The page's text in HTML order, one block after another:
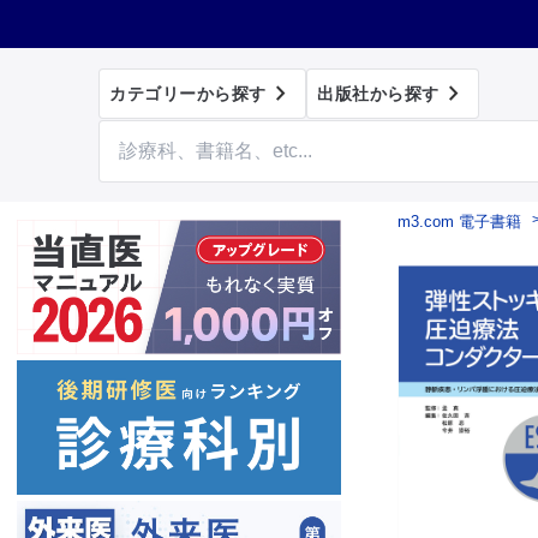
カテゴリーから探す  出版社から探す 
m3.com 電子書籍